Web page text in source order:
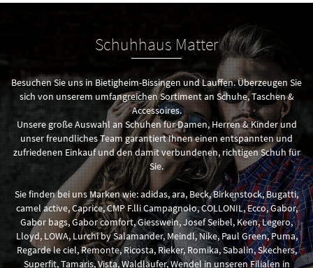
Schuhhaus Matter
Besuchen Sie uns in Bietigheim-Bissingen und Lauffen. Überzeugen Sie
sich von unserem umfangreichen Sortiment an Schuhe, Taschen &
Accessoires.
Unsere große Auswahl an Schuhen für Damen, Herren & Kinder und
unser freundliches Team garantiert Ihnen einen entspannten und
zufriedenen Einkauf und den damit verbundenen, richtigen Schuh für
Sie.
Sie finden bei uns Marken wie: adidas, ara, Beck, Birkenstock, Bugatti,
camel active, Caprice, CMP F.lli Campagnolo, COLLONIL, Ecco, Gabor,
Gabor bags, Gabor comfort, Giesswein, Josef Seibel, Keen, Legero,
Lloyd, LOWA, Lurchi by Salamander, Meindl, Nike, Paul Green, Puma,
Regarde le ciel, Remonte, Ricosta, Rieker, Romika, Sabalin, Skechers,
Superfit, Tamaris, Vista, Waldläufer, Wendel in unseren Filialen in